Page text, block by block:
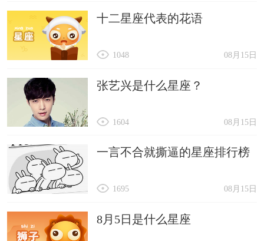
十二星座代表的花语
08月15日
1048
张艺兴是什么星座？
08月15日
1604
一言不合就撕逼的星座排行榜
08月15日
1695
8月5日是什么星座